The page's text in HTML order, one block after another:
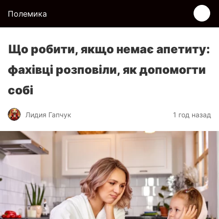
Полемика
Що робити, якщо немає апетиту:
фахівці розповіли, як допомогти
собі
Лидия Гапчук 1 год назад